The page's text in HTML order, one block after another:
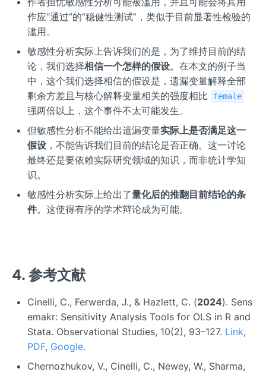
^
{2}
作应“通过”的“稳健性测试”，类似于目前显著性检验的
滥用。
敏感性分析实际上告诉我们的是，为了维持目前的结
论，我们选择相信一个怎样的假设。在本文的例子当
中，这个我们选择相信的假设是，遗漏变量解释全部
剩余方差且与核心解释变量相关的强度相比
female
强两倍以上，这个事件不太可能发生。
但敏感性分析不能给出遗漏变量实际上是否满足这一
假设，不能告诉我们目前的结论是否正确。这一讨论
最终还是要依赖实际研究领域的知识，而非统计学知
识。
敏感性分析实际上给出了量化后的推翻目前结论的条
件。这使得有序的学术辩论成为可能。
4. 参考文献
Cinelli, C., Ferwerda, J., & Hazlett, C. (2024). Sens
emakr: Sensitivity Analysis Tools for OLS in R and
Stata. Observational Studies, 10(2), 93–127. Link,
PDF, Google.
Chernozhukov, V., Cinelli, C., Newey, W., Sharma,